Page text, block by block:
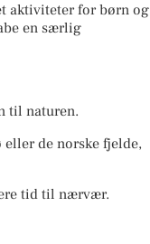
aktiviteter for børn og
en særlig
til naturen.
eller de norske fjelde,
tid til nærvær.